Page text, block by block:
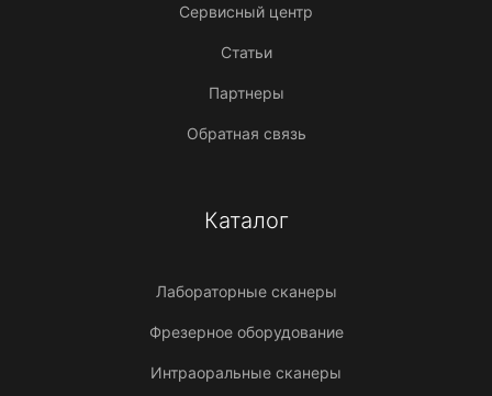
Сервисный центр
Статьи
Партнеры
Обратная связь
Каталог
Лабораторные сканеры
Фрезерное оборудование
Интраоральные сканеры